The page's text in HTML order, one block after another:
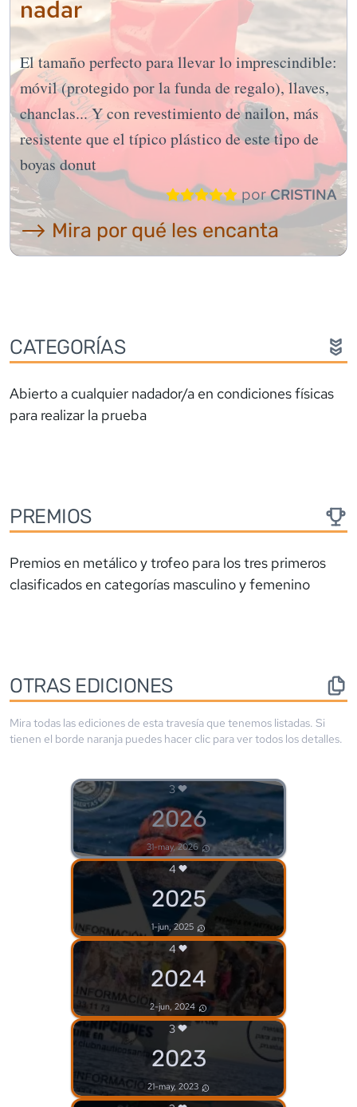
nadar
El tamaño perfecto para llevar lo imprescindible:
móvil (protegido por la funda de regalo), llaves,
chanclas... Y con revestimiento de nailon, más
resistente que el típico plástico de este tipo de
boyas donut
porCRISTINA
⟶ Mira por qué les encanta
CATEGORÍAS
Abierto a cualquier nadador/a en condiciones físicas
para realizar la prueba
PREMIOS
Premios en metálico y trofeo para los tres primeros
clasificados en categorías masculino y femenino
OTRAS EDICIONES
Mira todas las ediciones de esta travesía que tenemos listadas. Si
tienen el borde naranja puedes hacer clic para ver todos los detalles.
3
2026
31-may, 2026
4
2025
1-jun, 2025
4
2024
2-jun, 2024
3
2023
21-may, 2023